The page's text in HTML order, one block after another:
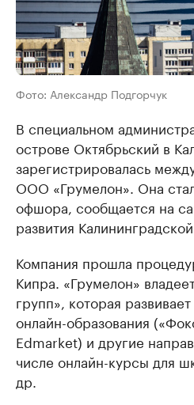
Фото: Александр Подгорчук
В специальном
острове Октябрьский в
зарегистрировалась
ООО «Грумелон». Она
офшора, сообщается на
развития
Компания прошла
Кипра. «Грумелон»
групп», которая
онлайн-образования
Edmarket) и другие
числе онлайн-курсы для
др.